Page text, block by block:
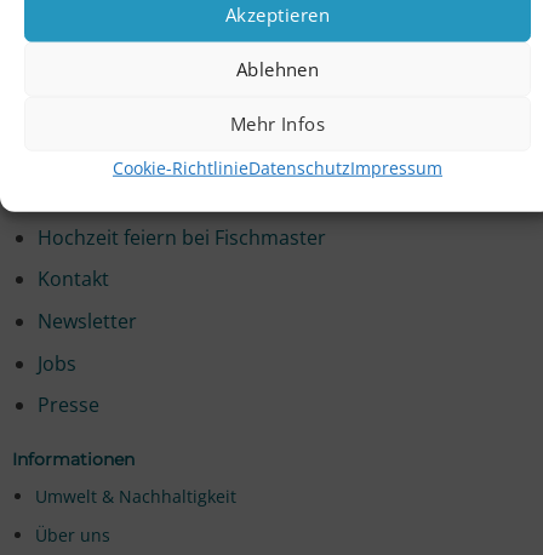
Akzeptieren
Ablehnen
Mehr Infos
Cookie-RichtlinieDatenschutzImpressum
Telefonische Unterstützung und Beratung unter:
Hochzeit feiern bei Fischmaster
Kontakt
Newsletter
Jobs
Presse
Informationen
Umwelt & Nachhaltigkeit
Über uns